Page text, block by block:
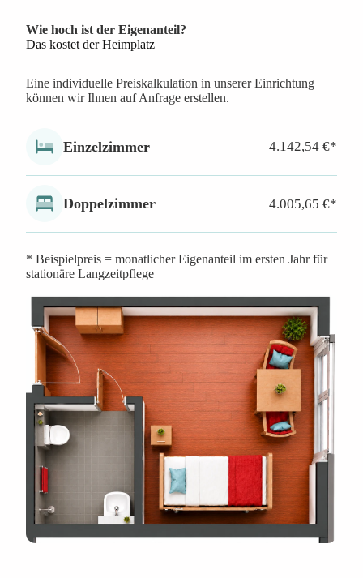
Sonnenschutz mit bequem bedienbaren
elektrischen Rollläden
Wie hoch ist der Eigenanteil?
Das kostet der Heimplatz
Eine individuelle Preiskalkulation in unserer Einrichtung
können wir Ihnen auf Anfrage erstellen.
Einzelzimmer 4.142,54 €*
Doppelzimmer 4.005,65 €*
* Beispielpreis = monatlicher Eigenanteil im ersten Jahr für
stationäre Langzeitpflege